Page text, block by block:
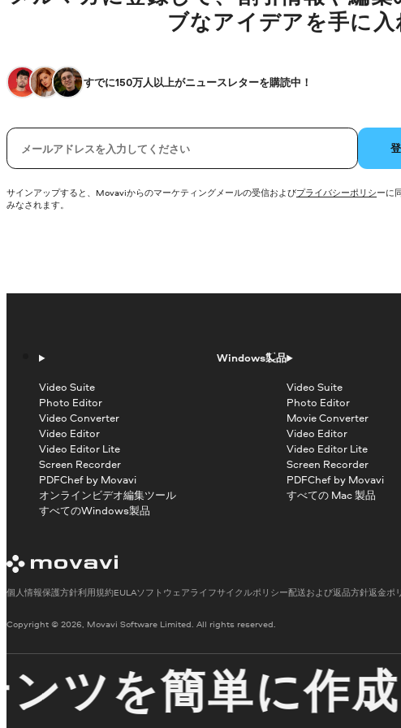
ブなアイデアを手に入
すでに150万人以上がニュースレターを購読中！
電子メール
サインアップすると、Movaviからのマーケティングメールの受信およびプライバシーポリシーに
みなされます。
Windows製品
Video Suite
Photo Editor
Video Converter
Video Editor
Video Editor Lite
Screen Recorder
PDFChef by Movavi
オンラインビデオ編集ツール
すべてのWindows製品
Video Suite
Photo Editor
Movie Converter
Video Editor
Video Editor Lite
Screen Recorder
PDFChef by Movavi
すべての Mac 製品
Copyright © 2026, Movavi Software Limited. All rights reserved.
個人情報保護方針利用規約EULAソフトウェアライフサイクルポリシー配送および返品方針返金ポ
を簡単に作成